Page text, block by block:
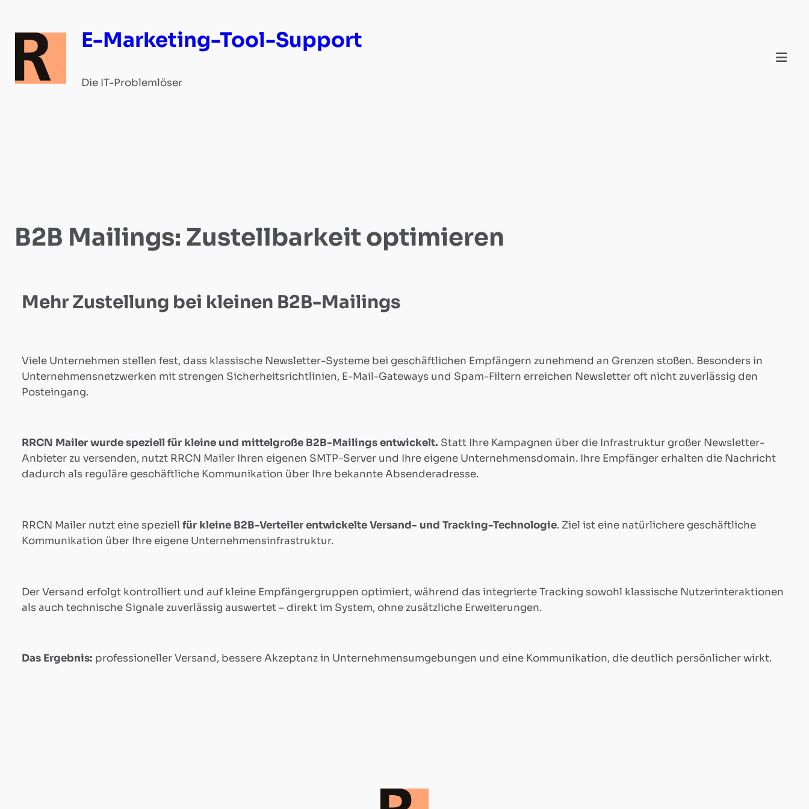
springen
E-Marketing-Tool-Support
Die IT-Problemlöser
B2B Mailings: Zustellbarkeit optimieren
Mehr Zustellung bei kleinen B2B-Mailings
Viele Unternehmen stellen fest, dass klassische Newsletter-Systeme bei geschäftlichen Empfängern zunehmend an Grenzen stoßen. Besonders in
Unternehmensnetzwerken mit strengen Sicherheitsrichtlinien, E-Mail-Gateways und Spam-Filtern erreichen Newsletter oft nicht zuverlässig den
Posteingang.
RRCN Mailer wurde speziell für kleine und mittelgroße B2B-Mailings entwickelt. Statt Ihre Kampagnen über die Infrastruktur großer Newsletter-
Anbieter zu versenden, nutzt RRCN Mailer Ihren eigenen SMTP-Server und Ihre eigene Unternehmensdomain. Ihre Empfänger erhalten die Nachricht
dadurch als reguläre geschäftliche Kommunikation über Ihre bekannte Absenderadresse.
RRCN Mailer nutzt eine speziell für kleine B2B-Verteiler entwickelte Versand- und Tracking-Technologie. Ziel ist eine natürlichere geschäftliche
Kommunikation über Ihre eigene Unternehmensinfrastruktur.
Der Versand erfolgt kontrolliert und auf kleine Empfängergruppen optimiert, während das integrierte Tracking sowohl klassische Nutzerinteraktionen
als auch technische Signale zuverlässig auswertet – direkt im System, ohne zusätzliche Erweiterungen.
Das Ergebnis: professioneller Versand, bessere Akzeptanz in Unternehmensumgebungen und eine Kommunikation, die deutlich persönlicher wirkt.
Tool
Mailer
Support
Support
Beratung
TYPO3